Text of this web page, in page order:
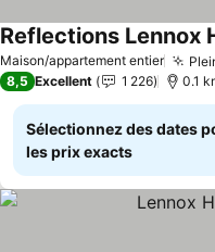
Maison/appartement entier
Reflections Lennox
8,5 Excellent 1 226 0.1
Sélectionnez des dates
les prix exacts